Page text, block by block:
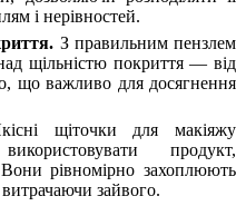
і нерівностей.
З правильним пензлем
щільністю покриття — від
що важливо для досягнення
щіточки для макіяжу
продукт,
рівномірно захоплюють
витрачаючи зайвого.